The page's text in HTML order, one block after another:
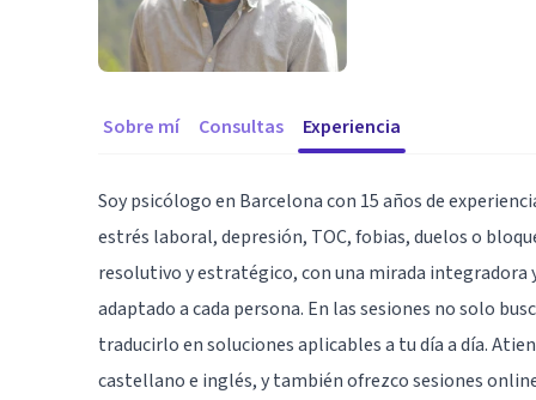
Sobre mí Consultas Experiencia
Soy psicólogo en Barcelona con 15 años de
estrés laboral, depresión, TOC, fobias, duelos o
resolutivo y estratégico, con una mirada
adaptado a cada persona. En las sesiones no solo
traducirlo en soluciones aplicables a tu día a día.
castellano e inglés, y también ofrezco sesiones